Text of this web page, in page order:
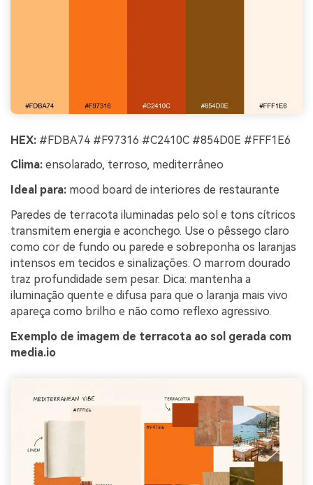
HEX: #FDBA74 #F97316 #C2410C #854D0E #FFF1E6
Clima: ensolarado, terroso, mediterrâneo
Ideal para: mood board de interiores de restaurante
Paredes de terracota iluminadas pelo sol e tons cítricos
transmitem energia e aconchego. Use o pêssego claro
como cor de fundo ou parede e sobreponha os laranjas
intensos em tecidos e sinalizações. O marrom dourado
traz profundidade sem pesar. Dica: mantenha a
iluminação quente e difusa para que o laranja mais vivo
apareça como brilho e não como reflexo agressivo.
Exemplo de imagem de terracota ao sol gerada com
media.io